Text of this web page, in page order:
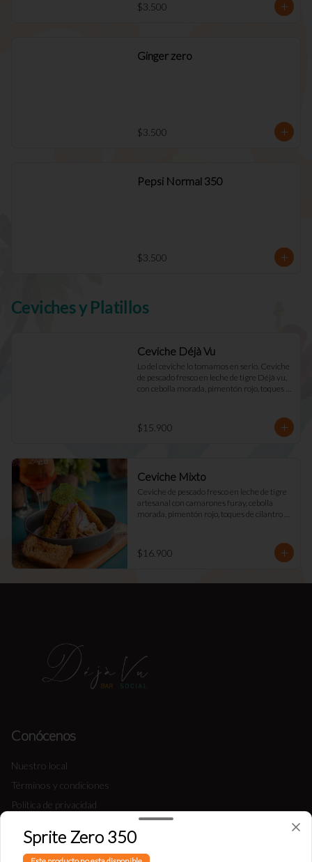
$3.500
Ginger zero
$3.500
Pepsi Normal 350
$3.500
Ceviches y Platillos
Ceviche Déjà Vu
Lo del ceviche lo tomamos en serio. Ceviche
de pescado fresco en leche de tigre Déjà vu,
con cebolla morada, pimentón rojo, toques
$15.900
Ceviche Mixto
Ceviche de pescado fresco en leche de tigre
artesanal con camarones furay, cebolla
morada, pimentón rojo, toques de cilantro y
$16.900
Conócenos
Nuestro local
Términos y condiciones
Política de privacidad
Redes sociales
Sprite Zero 350